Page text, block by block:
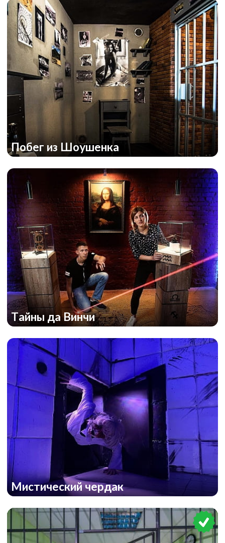
Побег из Шоушенка
Тайны да Винчи
Мистический чердак